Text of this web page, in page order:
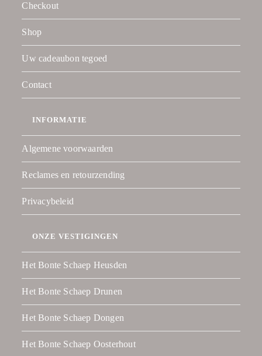
Checkout
Shop
Uw cadeaubon tegoed
Contact
INFORMATIE
Algemene voorwaarden
Reclames en retourzending
Privacybeleid
ONZE VESTIGINGEN
Het Bonte Schaep Heusden
Het Bonte Schaep Drunen
Het Bonte Schaep Dongen
Het Bonte Schaep Oosterhout